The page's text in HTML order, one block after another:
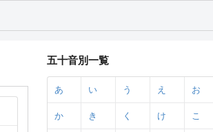
五十音別一覧
あ い う え お
か き く け こ